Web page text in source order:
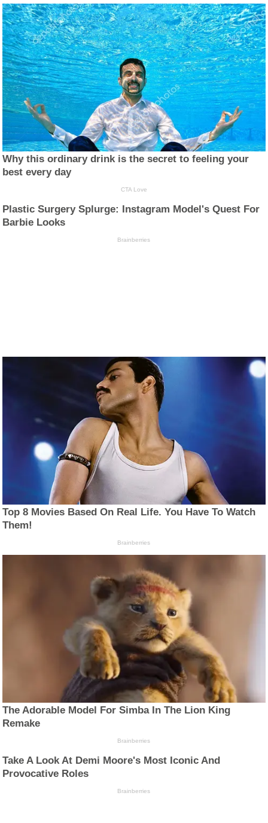
Why this ordinary drink is the secret to feeling your
best every day
CTA Love
Plastic Surgery Splurge: Instagram Model's Quest For
Barbie Looks
Brainberries
Top 8 Movies Based On Real Life. You Have To Watch
Them!
Brainberries
The Adorable Model For Simba In The Lion King
Remake
Brainberries
Take A Look At Demi Moore's Most Iconic And
Provocative Roles
Brainberries